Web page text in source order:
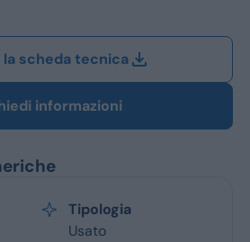
Ford
Opel
la scheda tecnica
informazioni
Tipologia
Usato